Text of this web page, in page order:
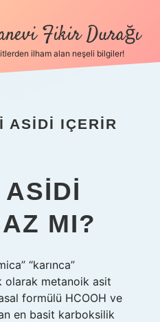
Fikir Durağı
ilham alan neşeli bilgiler!
ASIDI IÇERIR
MI?
“karınca”
olarak metanoik asit
formülü HCOOH ve
en basit karboksilik